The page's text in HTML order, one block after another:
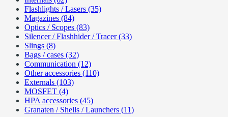
Flashlights / Lasers (35)
Magazines (84)
Optics / Scopes (83)
Silencer / Flashhider / Tracer (33)
Slings (8)
Bags / cases (32)
Communication (12)
Other accessories (110)
Externals (103)
MOSFET (4)
HPA accessories (45)
Granaten / Shells / Launchers (11)